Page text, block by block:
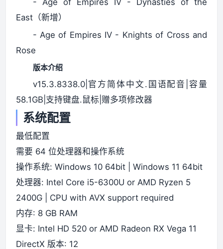
- Age of Empires IV - Dynasties of the
East（新增）
- Age of Empires IV - Knights of Cross and
Rose
版本介绍
v15.3.8338.0|官方简体中文.国语配音|容量
58.1GB|支持键盘.鼠标|赠多项修改器
系统配置
最低配置
需要 64 位处理器和操作系统
操作系统: Windows 10 64bit | Windows 11 64bit
处理器: Intel Core i5-6300U or AMD Ryzen 5
2400G | CPU with AVX support required
内存: 8 GB RAM
显卡: Intel HD 520 or AMD Radeon RX Vega 11
DirectX 版本: 12